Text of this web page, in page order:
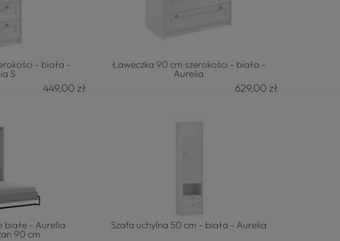
- biała -
S
449,00 zł
Ławeczka 90 cm szerokości - biała -
Aurelia
629,00 zł
białe - Aurelia
90 cm
Szafa uchylna 50 cm - biała - Aurelia